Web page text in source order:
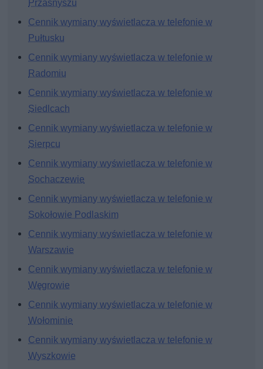
Przasnyszu
Cennik wymiany wyświetlacza w telefonie w
Pułtusku
Cennik wymiany wyświetlacza w telefonie w
Radomiu
Cennik wymiany wyświetlacza w telefonie w
Siedlcach
Cennik wymiany wyświetlacza w telefonie w
Sierpcu
Cennik wymiany wyświetlacza w telefonie w
Sochaczewie
Cennik wymiany wyświetlacza w telefonie w
Sokołowie Podlaskim
Cennik wymiany wyświetlacza w telefonie w
Warszawie
Cennik wymiany wyświetlacza w telefonie w
Węgrowie
Cennik wymiany wyświetlacza w telefonie w
Wołominie
Cennik wymiany wyświetlacza w telefonie w
Wyszkowie